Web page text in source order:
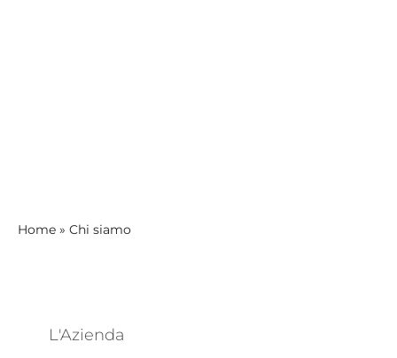
Home » Chi siamo
L'Azienda